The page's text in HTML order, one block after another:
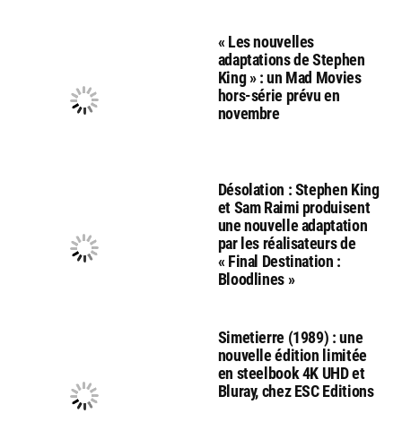
« Les nouvelles
adaptations de Stephen
King » : un Mad Movies
hors-série prévu en
novembre
Désolation : Stephen King
et Sam Raimi produisent
une nouvelle adaptation
par les réalisateurs de
« Final Destination :
Bloodlines »
Simetierre (1989) : une
nouvelle édition limitée
en steelbook 4K UHD et
Bluray, chez ESC Editions